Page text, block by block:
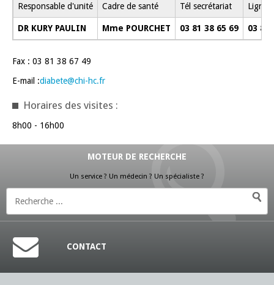
Responsable d'unité Cadre de santé Tél secrétariat Ligne
DR KURY PAULIN Mme POURCHET 03 81 38 65 69 03 81
Fax : 03 81 38 67 49
E-mail :diabete@chi-hc.fr
Horaires des visites :
8h00 - 16h00
MOTEUR DE RECHERCHE
Un service ? Un médecin ? Un spécialiste ?
CONTACT